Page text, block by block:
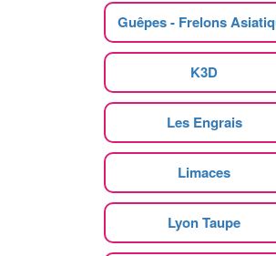
Guêpes - Frelons
K3D
Les Engrais
Limaces
Lyon Taupe